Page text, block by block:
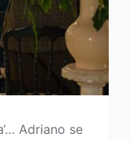
Adriano se